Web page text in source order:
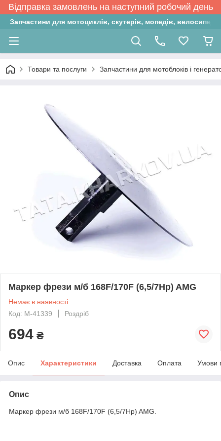
Відправка замовлень на наступний робочий день
Запчастини для мотоциклів, скутерів, мопедів,
Товари та послуги Запчастини для мотоблоків і
Маркер фрези м/б 168F/170F (6,5/7Hp) AMG
Немає в наявності
Код: M-41339
Роздріб
694 ₴
Опис Характеристики Доставка Оплата Умови
Опис
Маркер фрези м/б 168F/170F (6,5/7Hp) AMG.